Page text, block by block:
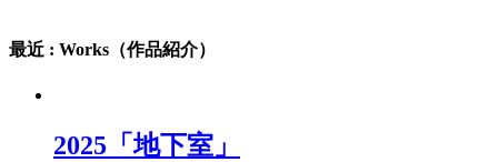
最近 : Works（作品紹介）
2025「地下室」